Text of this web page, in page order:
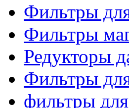
Фильтры
Фильтры
Редукторы
Фильтры
фильтры